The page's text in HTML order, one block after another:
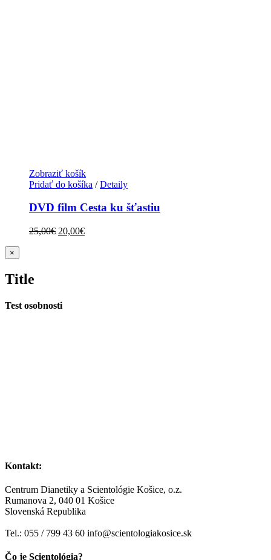
Zobraziť košík
Pridať do košíka / Detaily
DVD film Cesta ku šťastiu
25,00€ Original
20,00€Current
Zatvoriť
rýchle
produktu
×
Title
Test osobnosti
Kontakt:
Centrum Dianetiky a Scientológie Košice, o.z.
Rumanova 2, 040 01 Košice
Slovenská Republika
Tel.: 055 / 799 43 60 info@scientologiakosice.sk
Čo je Scientológia?